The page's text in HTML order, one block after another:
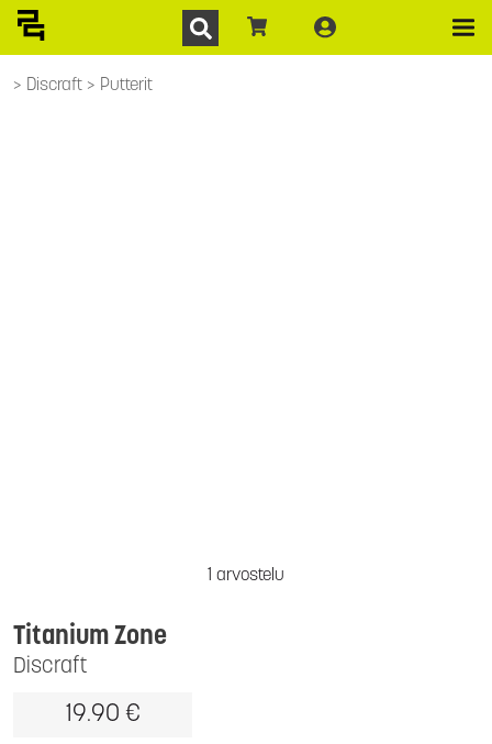
Discraft Putterit
1 arvostelu
Discraft
Titanium Zone
19.90 €